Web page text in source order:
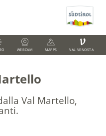
WEBCAM MAPPS
V
VAL VENOSTA
Val Martello,